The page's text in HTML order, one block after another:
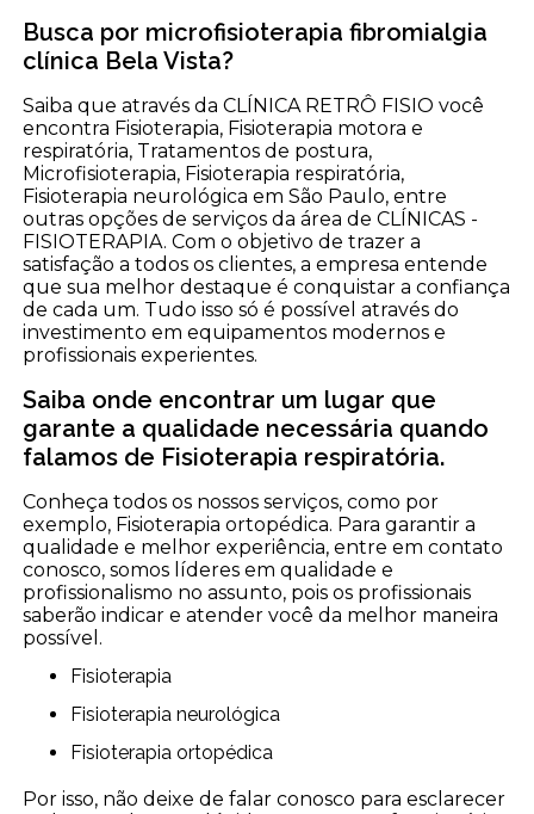
Busca por microfisioterapia fibromialgia
clínica Bela Vista?
Saiba que através da CLÍNICA RETRÔ FISIO você
encontra Fisioterapia, Fisioterapia motora e
respiratória, Tratamentos de postura,
Microfisioterapia, Fisioterapia respiratória,
Fisioterapia neurológica em São Paulo, entre
outras opções de serviços da área de CLÍNICAS -
FISIOTERAPIA. Com o objetivo de trazer a
satisfação a todos os clientes, a empresa entende
que sua melhor destaque é conquistar a confiança
de cada um. Tudo isso só é possível através do
investimento em equipamentos modernos e
profissionais experientes.
Saiba onde encontrar um lugar que
garante a qualidade necessária quando
falamos de Fisioterapia respiratória.
Conheça todos os nossos serviços, como por
exemplo, Fisioterapia ortopédica. Para garantir a
qualidade e melhor experiência, entre em contato
conosco, somos líderes em qualidade e
profissionalismo no assunto, pois os profissionais
saberão indicar e atender você da melhor maneira
possível.
Fisioterapia
Fisioterapia neurológica
Fisioterapia ortopédica
Por isso, não deixe de falar conosco para esclarecer